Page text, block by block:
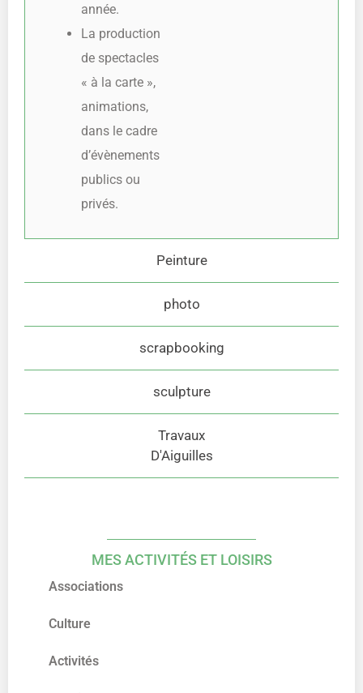
Peinture
photo
scrapbooking
sculpture
Travaux
D'Aiguilles
année.
La production
de spectacles
« à la carte »,
animations,
dans le cadre
d’évènements
publics ou
privés.
MES ACTIVITÉS ET LOISIRS
Associations
Culture
Activités